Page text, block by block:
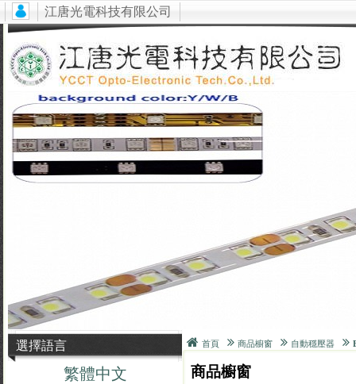
江唐光電科技有限公司
選擇語言
繁體中文
首頁 商品櫥窗 自動穩壓器
商品櫥窗